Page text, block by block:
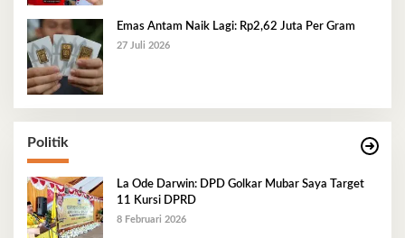
Emas Antam Naik Lagi: Rp2,62 Juta Per Gram
27 Juli 2026
Politik
La Ode Darwin: DPD Golkar Mubar Saya Target
11 Kursi DPRD
8 Februari 2026